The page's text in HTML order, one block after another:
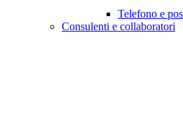
Telefono e
Consulenti e collaboratori